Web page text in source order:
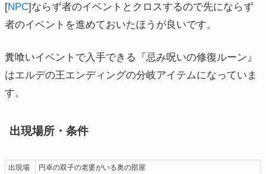
[NPC]ならず者のイベントとクロスするので先にならず
者のイベントを進めておいたほうが良いです。
糞喰いイベントで入手できる『忌み呪いの修復ルーン』
はエルデの王エンディングの分岐アイテムになっていま
す。
出現場所・条件
出現場
円卓の双子の老婆がいる奥の部屋